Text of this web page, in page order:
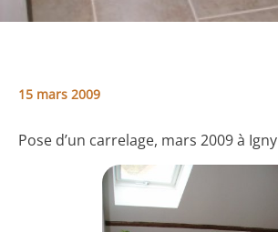
15 mars 2009
Pose d’un carrelage, mars 2009 à Igny